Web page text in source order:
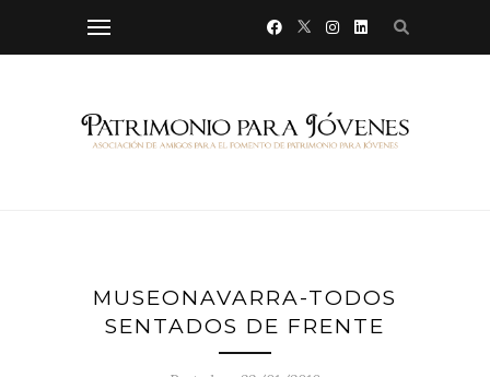
MUSEONAVARRA-TODOS
SENTADOS DE FRENTE